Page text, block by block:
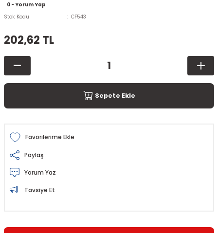
0 - Yorum Yap
Stok Kodu
CF543
202,62 TL
Sepete Ekle
Paylaş
Yorum Yaz
Tavsiye Et